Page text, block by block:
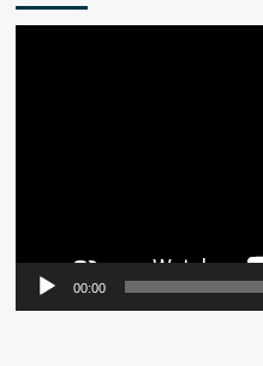
00:00